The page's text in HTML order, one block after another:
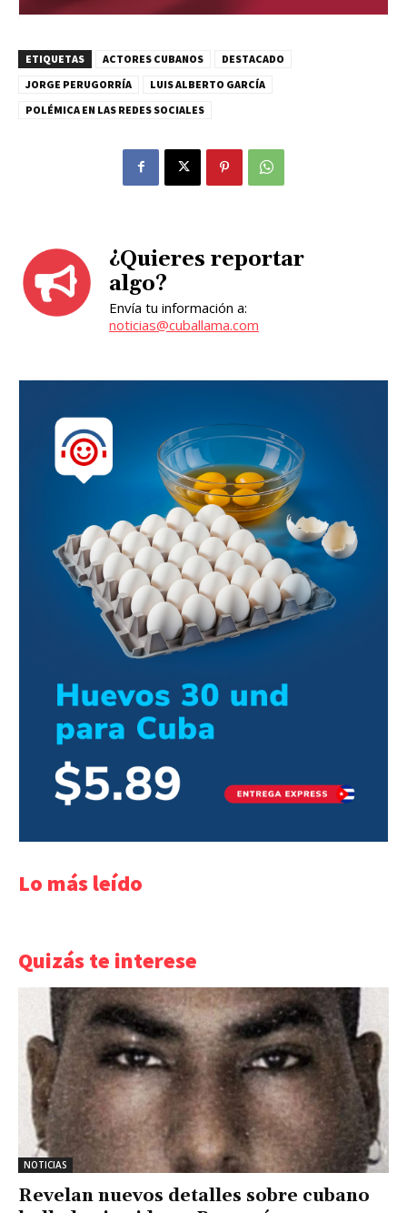
ETIQUETAS ACTORES CUBANOS
DESTACADO
JORGE PERUGORRÍA
LUIS ALBERTO GARCÍA
POLÉMICA EN LAS REDES SOCIALES
¿Quieres reportar
algo?
Envía tu información a:
noticias@cuballama.com
Lo más leído
Quizás te interese
NOTICIAS
Revelan nuevos detalles sobre cubano